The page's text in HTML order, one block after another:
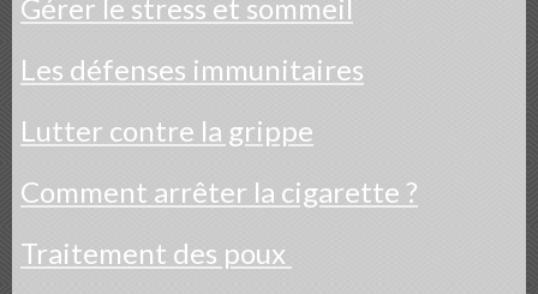
Gérer le stress et sommeil
Les défenses immunitaires
Lutter contre la grippe
Comment arrêter la cigarette ?
Traitement des poux